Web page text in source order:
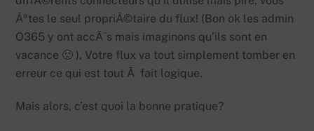
Ãªtes le seul propriÃ©taire du flux! (Bon ok les admin
O365 y ont accÃ¨s mais imaginons qu’ils sont en
vacance 🙂 ), Votre flux va tout simplement tomber en
erreur ce qui est tout Ã fait logique.
Mais alors, c’est quoi la bonne pratique?